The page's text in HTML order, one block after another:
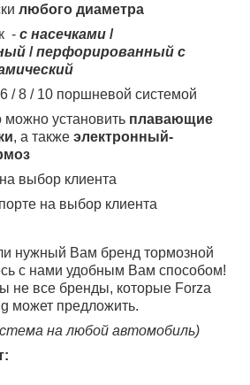
любого диаметра
- с насечками /
/перфорированный с
/ 8 / 10 поршневой системой
можно установить плавающие
, а также электронный-
выбор клиента
на выбор клиента
нужный Вам бренд тормозной
с нами удобным Вам способом!
не все бренды, которые Forza
может предложить.
на любой автомобиль)